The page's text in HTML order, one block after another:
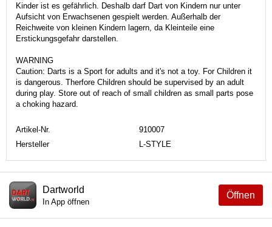
Kinder ist es gefährlich. Deshalb darf Dart von Kindern nur unter
Aufsicht von Erwachsenen gespielt werden. Außerhalb der
Reichweite von kleinen Kindern lagern, da Kleinteile eine
Erstickungsgefahr darstellen.
WARNING
Caution: Darts is a Sport for adults and it's not a toy. For Children it
is dangerous. Therfore Children should be supervised by an adult
during play. Store out of reach of small children as small parts pose
a choking hazard.
Artikel-Nr.
910007
Hersteller
L-STYLE
Öffnen
Dartworld
In App öffnen